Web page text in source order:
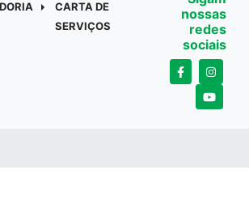
CARTA DE
SERVIÇOS
nossas
redes
sociais